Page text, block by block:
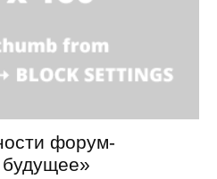
форум-